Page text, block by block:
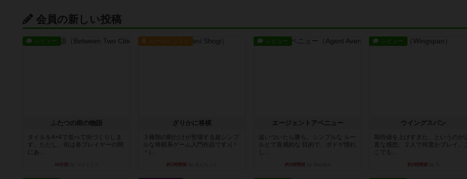
会員の新しい投稿
レビュー
ふたつの街の物語
タイルを4×4で並べて街づくりしま
す。ただし、街は各プレイヤーの間
にあ...
44分前
ルール/インスト
ざりかに将棋
３種類の駒だけが登場する超シンプ
ルな将棋系ゲーム入門作品です♪(＾
＾)...
約1時間前
レビュー
エージェントアベニュー
追いついたら勝ち。シンプルな ルー
ルとで直感的な 目的で、ボドゲ慣れ
し...
約1時間前
レビュー
ウイングスパン
期待値を上げすぎた、というのが正
直な感想。２人で何度かプレイ。こ
こでも...
約2時間前